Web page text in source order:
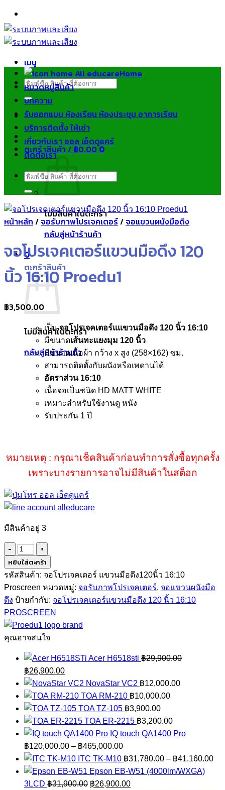
ข้าม
ไป
ยัง
เมนู
ค้นหา:
ตะกร้าสินค้า /฿0.000
ไม่มีสินค้าในตะกร้า
กลับสู่หน้าร้านค้า
0
ตะกร้าสินค้า
ไม่มีสินค้าในตะกร้า
กลับสู่หน้าร้านค้า
Home
หมวดหมู่สินค้า
บทความ
รับออกแบบ ห้องเรียน ห้องประชุม อาคารเรียน
บริการติดตั้ง ให้เช่า
เกี่ยวกับเรา ออล เอ็ดดูแคร์
ติดต่อเรา
ค้นหา:
หน้าหลัก / จอรับภาพโปรเจคเตอร์/ จอแขวนผนังมือดึง
จอโปรเจคเตอร์แขวนมือดึง 120
นิ้ว 16:10 Proedu1
฿3,500.00
เป็นจอโปรเจคเตอร์แแขวนมือดึง 120 นิ้ว 16:10
มีขนาดเส้นทะแยงมุม 120 นิ้ว
มีขนาดเนื้อผ้า กว้าง x สูง (258×162) ซม.
สามารถติดตั้งกับผนังหรือเพดานได้
อัตราส่วน 16:10
เนื้อจอเป็นชนิด HD MATT WHITE
เหมาะสำหรับใช้งานดู หนัง
รับประกัน 1 ปี
หมายเหตุ : กรุณาเช็คสินค้าก่อนทำการสั่งซื้อทุกครั้ง
เพราะบางรายการอาจไม่มีสินค้าในสต็อก
มีสินค้าอยู่ 3
จำนวน
จอ
โปรเจคเตอร์
แขวน
มือ
ดึง
120
นิ้ว
Proedu1
ชิ้น
หยิบใส่ตะกร้า
รหัสสินค้า: จอโปรเจคเตอร์ แขวนมือดึง120นิ้ว 16:10
Proscreen หมวดหมู่: จอรับภาพโปรเจคเตอร์, จอแขวนผนังมือ
ดึง ป้ายกำกับ: จอโปรเจคเตอร์แขวนมือดึง 120 นิ้ว 16:10
PROSCREEN
คุณอาจสนใจ
Acer H6518sti ฿29,900.00
Original
price
was:
฿29,900.00.
฿26,900.00Current
price
is:
฿26,900.00.
NovaStar VC2 ฿12,000.00
TOA RM-210 ฿10,000.00
TOA TZ-105 ฿3,900.00
TOA ER-2215 ฿3,200.00
IQ touch QA1400 Pro
฿120,000.00 – ฿465,000.00Price
range:
฿120,000.00
through
ITC TK-M10 ฿31,780.00 – ฿41,160.00
Epson EB-W51 (4000lm/WXGA)
3LCD ฿31,900.00 Original
฿26,900.00Current